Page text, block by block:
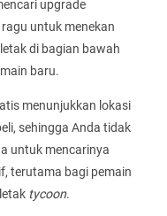
upgrade
untuk menekan
di bagian bawah
baru.
menunjukkan lokasi
sehingga Anda tidak
untuk mencarinya
terutama bagi pemain
tycoon.